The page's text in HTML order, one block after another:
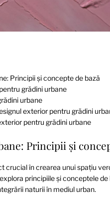
Principii și concepte de bază
grădini urbane
urbane
exterior pentru grădini
pentru grădini urbane
Principii și
crucial în crearea unui spațiu
principiile și conceptele
naturii în mediul urban.